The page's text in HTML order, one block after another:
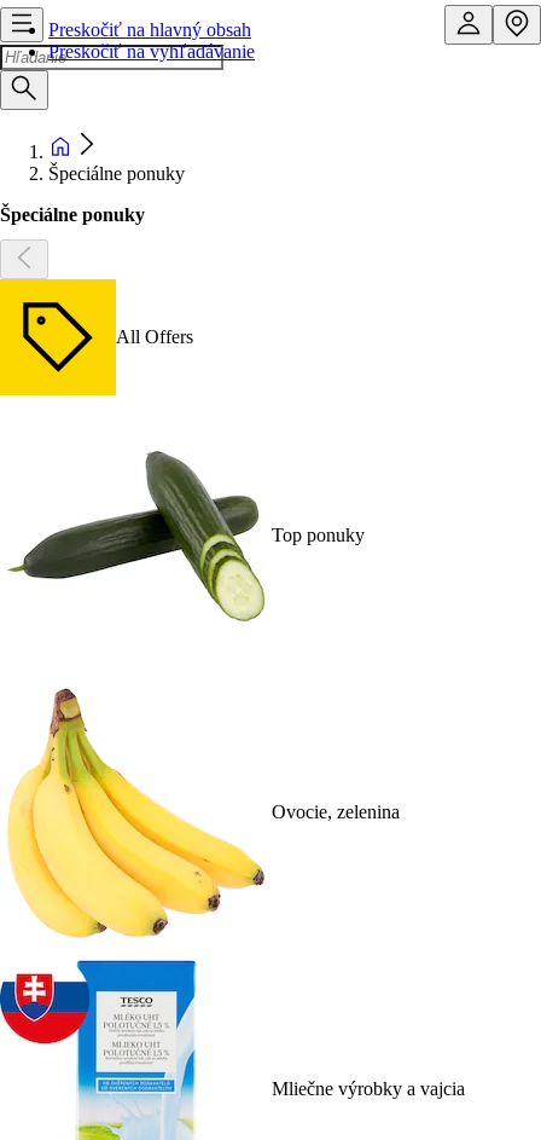
Preskočiť na hlavný obsah
Preskočiť na vyhľadávanie
Špeciálne ponuky
Špeciálne ponuky
All Offers
Top ponuky
Ovocie, zelenina
Mliečne výrobky a vajcia